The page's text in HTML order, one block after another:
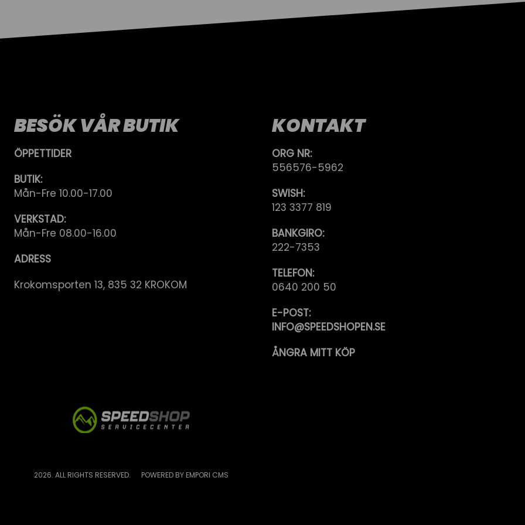
BESÖK VÅR BUTIK
ÖPPETTIDER
BUTIK:
Mån-Fre 10.00-17.00
VERKSTAD:
Mån-Fre 08.00-16.00
ADRESS
Krokomsporten 13, 835 32 KROKOM
KONTAKT
ORG NR:
556576-5962
SWISH:
123 3377 819
BANKGIRO:
222-7353
TELEFON:
0640 200 50
E-POST:
INFO@SPEEDSHOPEN.SE
ÅNGRA MITT KÖP
2026. ALL RIGHTS RESERVED. POWERED BY EMPORI CMS